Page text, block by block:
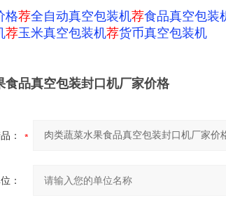
格荐全自动真空包装机荐食品真空包装
荐玉米真空包装机荐货币真空包装机
食品真空包装封口机厂家价格
：
：